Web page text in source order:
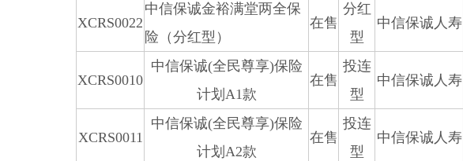
XCRS0022
中信保诚金裕满堂两全保
险（分红型）
在售
分红
型
中信保诚人寿
XCRS0010
中信保诚(全民尊享)保险
计划A1款
在售
投连
型
中信保诚人寿
XCRS0011
中信保诚(全民尊享)保险
计划A2款
在售
投连
型
中信保诚人寿